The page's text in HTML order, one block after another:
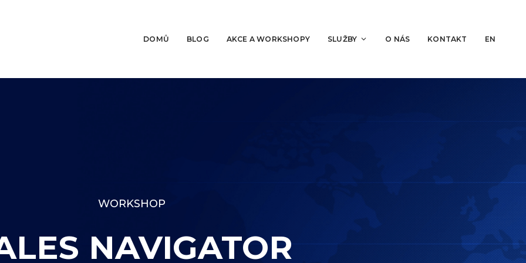
DOMŮ BLOG AKCE A WORKSHOPY SLUŽBY O NÁS KONTAKT EN
WORKSHOP
NAVIGATOR